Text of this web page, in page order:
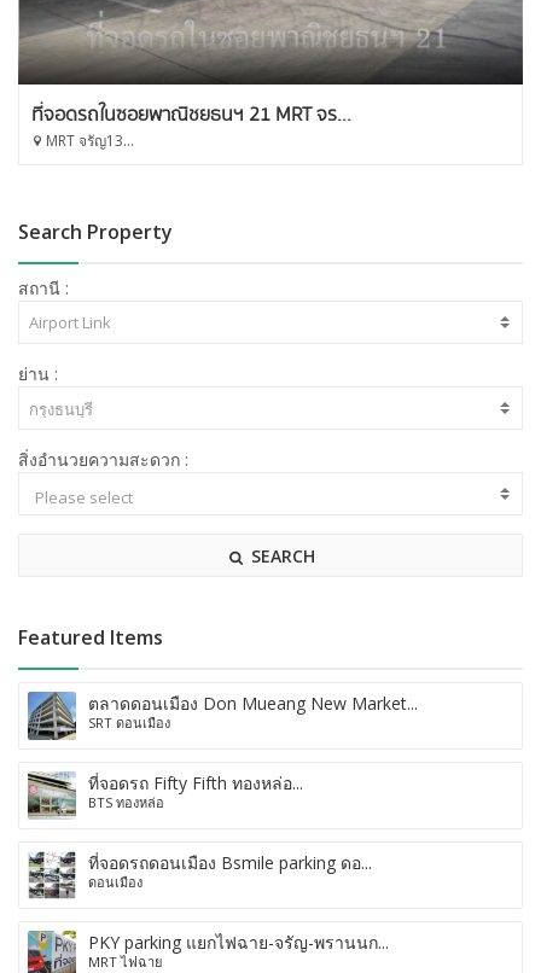
ที่จอดรถในซอยพาณิชยธนฯ 21 MRT จร...
MRT จรัญ13...
Search Property
สถานี :
ย่าน :
สิ่งอำนวยความสะดวก :
SEARCH
Featured Items
ตลาดดอนเมือง Don Mueang New Market...
SRT ดอนเมือง
ที่จอดรถ Fifty Fifth ทองหล่อ...
BTS ทองหล่อ
ที่จอดรถดอนเมือง Bsmile parking ดอ...
ดอนเมือง
PKY parking แยกไฟฉาย-จรัญ-พรานนก...
MRT ไฟฉาย